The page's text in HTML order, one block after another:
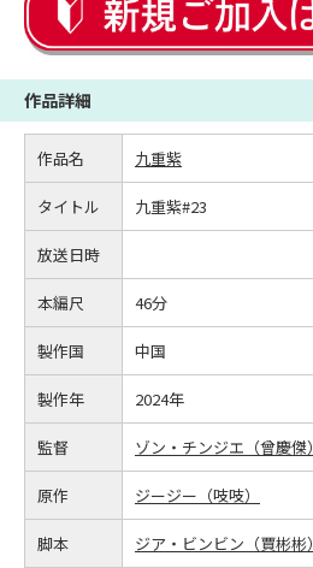
作品詳細
作品名 九重紫
タイトル 九重紫#23
放送日時
本編尺 46分
製作国 中国
製作年 2024年
監督 ゾン・チンジエ（曾慶傑）
原作 ジージー（吱吱）
脚本 ジア・ビンビン（賈彬彬）